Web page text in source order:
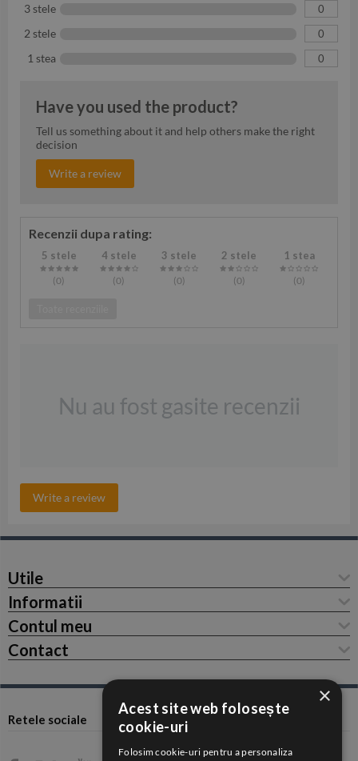
3 stele 0
2 stele 0
1 stea 0
Have you used the product?
Tell us something about it and help others make the right
decision
Write a review
Recenzii dupa rating:
5 stele
(0)
4 stele
(0)
3 stele
(0)
2 stele
(0)
1 stea
(0)
Nu au fost gasite recenzii
Write a review
Utile
Informatii
Contul meu
Contact
Retele sociale
×
Acest site web folosește
cookie-uri
Folosim cookie-uri pentru a personaliza